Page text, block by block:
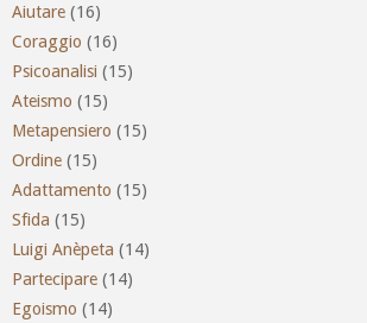
Aiutare (16)
Coraggio (16)
Psicoanalisi (15)
Ateismo (15)
Metapensiero (15)
Ordine (15)
Adattamento (15)
Sfida (15)
Luigi Anèpeta (14)
Partecipare (14)
Egoismo (14)